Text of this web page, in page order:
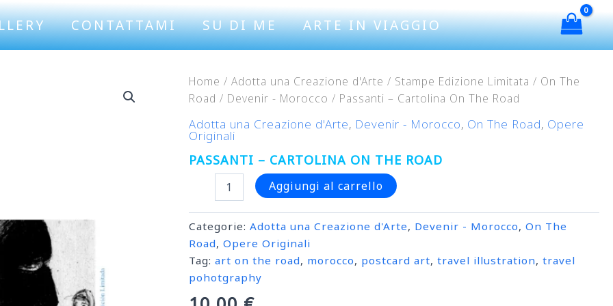
CONTATTAMI SU DI ME ARTE IN VIAGGIO
Home /Adotta una Creazione d'Arte / Stampe Edizione Limitata / On The
Road / Devenir - Morocco / Passanti – Cartolina On The Road
Adotta una Creazione d'Arte, Devenir - Morocco, On The Road, Opere
Originali
PASSANTI – CARTOLINA ON THE ROAD
On
The
Road
quantità
Aggiungi al carrello
Categorie:Adotta una Creazione d'Arte, Devenir - Morocco,On The
Road,Opere Originali
Tag:art on the road, morocco, postcard art,travel illustration,travel
pohotgraphy